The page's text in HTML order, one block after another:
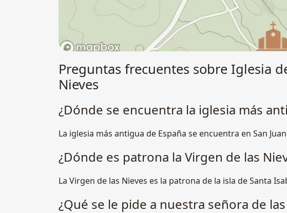
Preguntas frecuentes sobre Iglesia
Nieves
¿Dónde se encuentra la iglesia más
La iglesia más antigua de España se encuentra en San
¿Dónde es patrona la Virgen de las
La Virgen de las Nieves es la patrona de la isla de Santa
¿Qué se le pide a nuestra señora de